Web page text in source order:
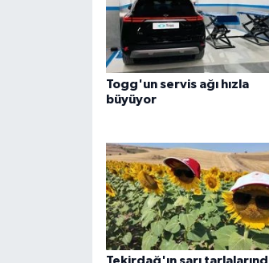
Togg'un servis ağı hızla
büyüyor